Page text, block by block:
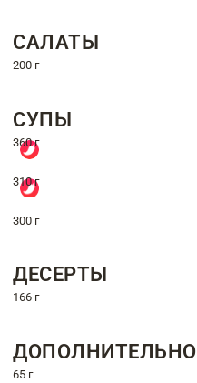
САЛАТЫ
200 г
СУПЫ
360 г
310 г
300 г
ДЕСЕРТЫ
166 г
ДОПОЛНИТЕЛЬНО
65 г